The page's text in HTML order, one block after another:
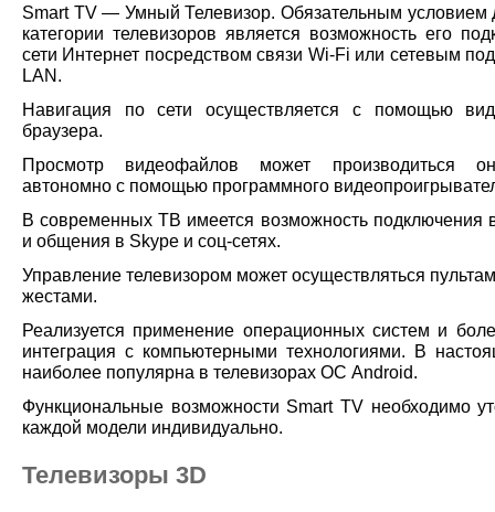
Smart TV — Умный Телевизор. Обязательным условием
категории телевизоров является возможность его
сети Интернет посредством связи Wi-Fi или сетевым
LAN.
Навигация по сети осуществляется с помощью
браузера.
Просмотр видеофайлов может производиться
автономно с помощью программного
В современных ТВ имеется возможность подключения
и общения в Skype и соц-сетях.
Управление телевизором может осуществляться
жестами.
Реализуется применение операционных систем и
интеграция c компьютерными технологиями. В
наиболее популярна в телевизорах ОС Android.
Функциональные возможности Smart TV необходимо
каждой модели индивидуально.
Телевизоры 3D